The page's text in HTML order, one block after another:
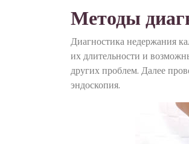
Методы
Диагностика недержания
их длительности и
других проблем. Далее
эндоскопия.